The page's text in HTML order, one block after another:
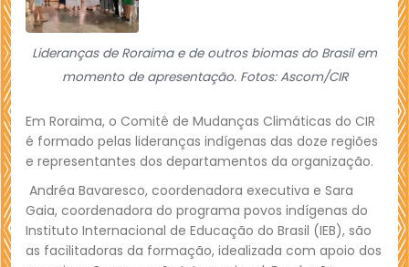
Lideranças de Roraima e de outros biomas do Brasil em
momento de apresentação. Fotos: Ascom/CIR
Em Roraima, o Comitê de Mudanças Climáticas do CIR
é formado pelas lideranças indígenas das doze regiões
e representantes dos departamentos da organização.
Andréa Bavaresco, coordenadora executiva e Sara
Gaia, coordenadora do programa povos indígenas do
Instituto Internacional de Educação do Brasil (IEB), são
as facilitadoras da formação, idealizada com apoio dos